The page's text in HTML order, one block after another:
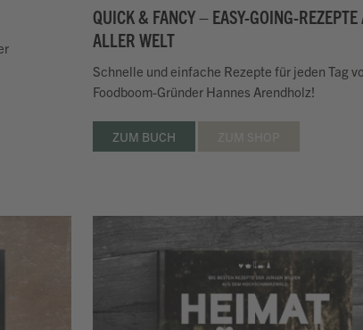
QUICK & FANCY – EASY-GOING-REZEPTE
ALLER WELT
Schnelle und einfache Rezepte für jeden Tag
Foodboom-Gründer Hannes Arendholz!
ZUM BUCH